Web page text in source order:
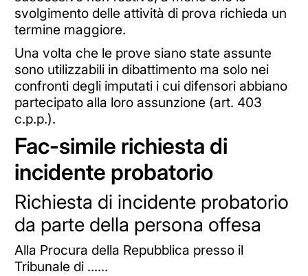
svolgimento delle attività di prova richieda un
termine maggiore.
Una volta che le prove siano state assunte
sono utilizzabili in dibattimento ma solo nei
confronti degli imputati i cui difensori abbiano
partecipato alla loro assunzione (art. 403
c.p.p.).
Fac-simile richiesta di
incidente probatorio
Richiesta di incidente probatorio
da parte della persona offesa
Alla Procura della Repubblica presso il
Tribunale di ......